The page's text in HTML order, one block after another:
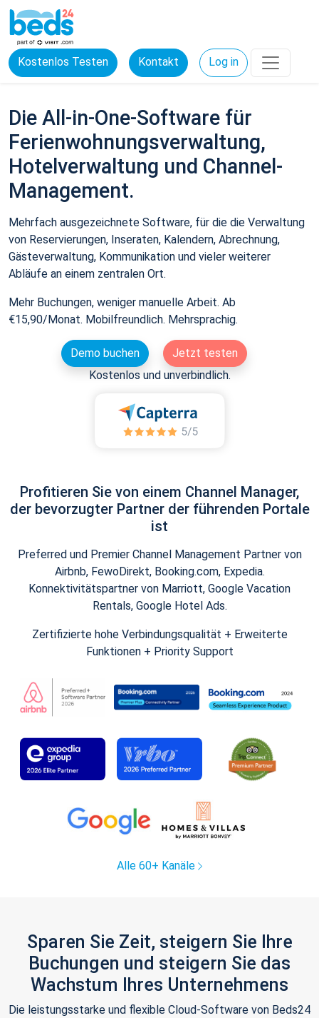
Kostenlos Testen Kontakt Log in
Die All-in-One-Software für
Ferienwohnungsverwaltung,
Hotelverwaltung und Channel-
Management.
Mehrfach ausgezeichnete Software, für die die Verwaltung
von Reservierungen, Inseraten, Kalendern, Abrechnung,
Gästeverwaltung, Kommunikation und vieler weiterer
Abläufe an einem zentralen Ort.
Mehr Buchungen, weniger manuelle Arbeit. Ab
€15,90/Monat. Mobilfreundlich. Mehrsprachig.
Demo buchen
Jetzt testen
Kostenlos und unverbindlich.
Profitieren Sie von einem Channel Manager,
der bevorzugter Partner der führenden Portale
ist
Preferred und Premier Channel Management Partner von
Airbnb, FewoDirekt, Booking.com, Expedia.
Konnektivitätspartner von Marriott, Google Vacation
Rentals, Google Hotel Ads.
Zertifizierte hohe Verbindungsqualität + Erweiterte
Funktionen + Priority Support
Alle 60+ Kanäle
Sparen Sie Zeit, steigern Sie Ihre
Buchungen und steigern Sie das
Wachstum Ihres Unternehmens
Die leistungsstarke und flexible Cloud-Software von Beds24